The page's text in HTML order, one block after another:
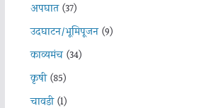
अपघात(37)
उदघाटन/भूमिपूजन(9)
काव्यमंच(34)
कृषी(85)
चावडी(1)